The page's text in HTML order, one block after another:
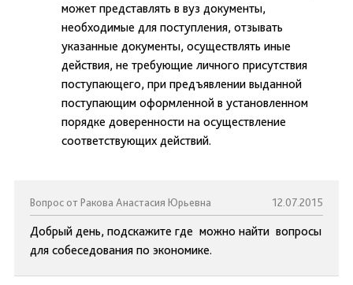
может представлять в вуз документы,
необходимые для поступления, отзывать
указанные документы, осуществлять иные
действия, не требующие личного присутствия
поступающего, при предъявлении выданной
поступающим оформленной в установленном
порядке доверенности на осуществление
соответствующих действий.
Вопрос от Ракова Анастасия Юрьевна 12.07.2015
Добрый день, подскажите где можно найти вопросы
для собеседования по экономике.